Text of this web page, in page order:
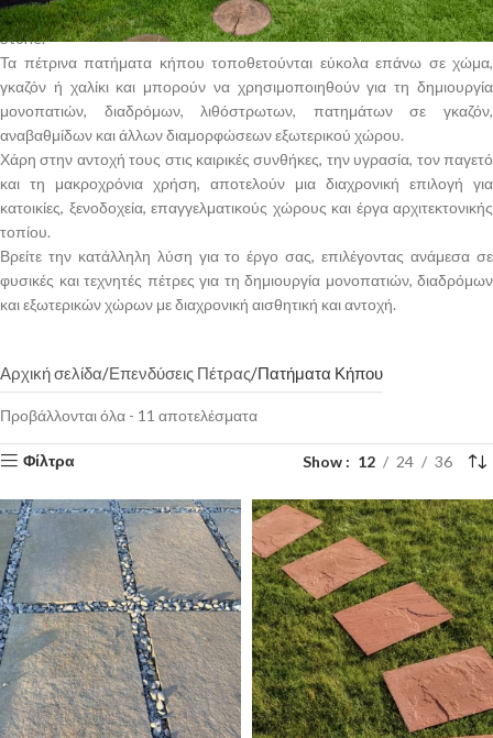
φυσικού ξύλου, όπως τα Forest Whisper και Garden Steps της Mathios
Stone.
Τα πέτρινα πατήματα κήπου τοποθετούνται εύκολα επάνω σε χώμα,
γκαζόν ή χαλίκι και μπορούν να χρησιμοποιηθούν για τη δημιουργία
μονοπατιών, διαδρόμων, λιθόστρωτων, πατημάτων σε γκαζόν,
αναβαθμίδων και άλλων διαμορφώσεων εξωτερικού χώρου.
Χάρη στην αντοχή τους στις καιρικές συνθήκες, την υγρασία, τον παγετό
και τη μακροχρόνια χρήση, αποτελούν μια διαχρονική επιλογή για
κατοικίες, ξενοδοχεία, επαγγελματικούς χώρους και έργα αρχιτεκτονικής
τοπίου.
Βρείτε την κατάλληλη λύση για το έργο σας, επιλέγοντας ανάμεσα σε
φυσικές και τεχνητές πέτρες για τη δημιουργία μονοπατιών, διαδρόμων
και εξωτερικών χώρων με διαχρονική αισθητική και αντοχή.
Αρχική σελίδα Επενδύσεις Πέτρας Πατήματα Κήπου
Προβάλλονται όλα - 11 αποτελέσματα
Show 12 24 36